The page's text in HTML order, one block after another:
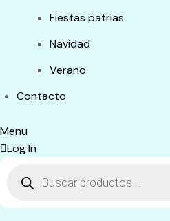
Fiestas patrias
Navidad
Verano
Contacto
Menu
Log In
productos